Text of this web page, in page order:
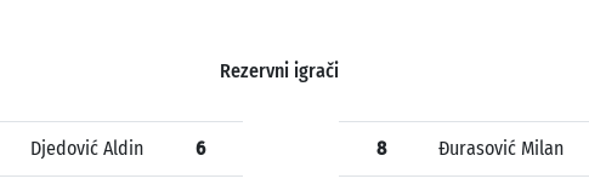
Rezervni igrači
Djedović Aldin 6 8 Đurasović Milan